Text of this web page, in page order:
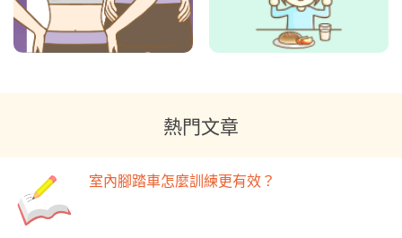
熱門文章
室內腳踏車怎麼訓練更有效？